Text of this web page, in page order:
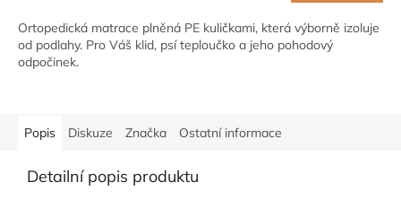
Ortopedická matrace plněná PE kuličkami, která výborně izoluje
od podlahy. Pro Váš klid, psí teploučko a jeho pohodový
odpočinek.
Popis Diskuze Značka Ostatní informace
Detailní popis produktu